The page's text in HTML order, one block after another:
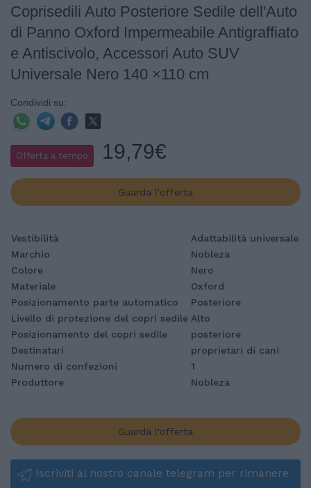
Coprisedili Auto Posteriore Sedile dell'Auto
di Panno Oxford Impermeabile Antigraffiato
e Antiscivolo, Accessori Auto SUV
Universale Nero 140 ×110 cm
Condividi su:
Offerta a tempo 19,79€
Guarda l'offerta
Vestibilità
Adattabilità universale
Marchio
Nobleza
Colore
Nero
Materiale
Oxford
Posizionamento parte automatico
Posteriore
Livello di protezione del copri sedile Alto
Posizionamento del copri sedile
posteriore
Destinatari
proprietari di cani
Numero di confezioni
1
Produttore
Nobleza
Guarda l'offerta
Iscriviti al nostro canale telegram per rimanere